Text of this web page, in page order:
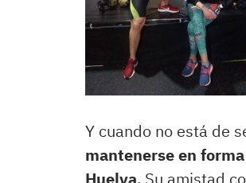
Y cuando no está de
mantenerse en